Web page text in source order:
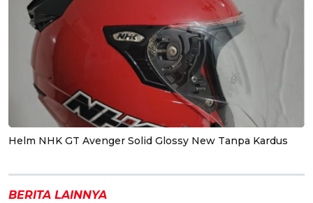
Helm NHK GT Avenger Solid Glossy New Tanpa Kardus
BERITA LAINNYA